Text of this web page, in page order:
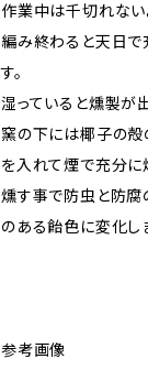
作業中は千切れない
編み終わると天日で
す。
湿っていると燻製が
窯の下には椰子の殻
を入れて煙で充分に
燻す事で防虫と防腐
のある飴色に変化し
参考画像